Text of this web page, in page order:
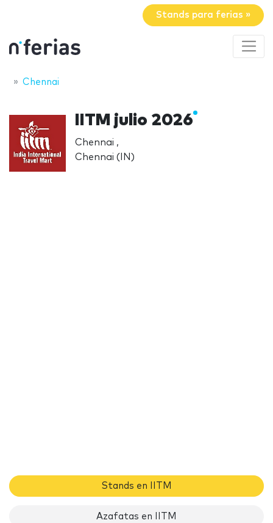
Stands para ferias »
Chennai
IITM julio 2026
Chennai ,
Chennai (IN)
Stands en IITM
Azafatas en IITM